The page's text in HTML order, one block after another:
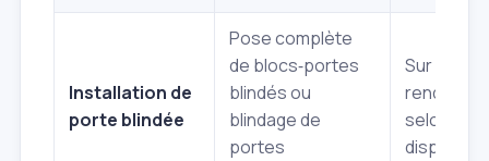
Installation de
porte blindée
Pose complète
de blocs‑portes
blindés ou
blindage de
portes
Sur
selon